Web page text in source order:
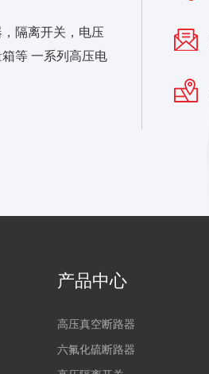
隔离开关，电压
等 一系列高压电
产品中心
高压真空断路器
六氟化硫断路器